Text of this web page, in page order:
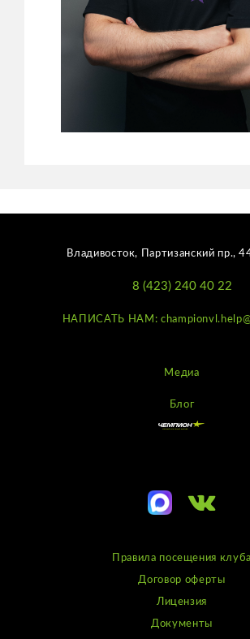
Владивосток, Партизанский пр.,
8 (423) 240 40 22
НАПИСАТЬ НАМ:
Медиа
Блог
Правила посещения клуба
Договор оферты
Лицензия
Документы